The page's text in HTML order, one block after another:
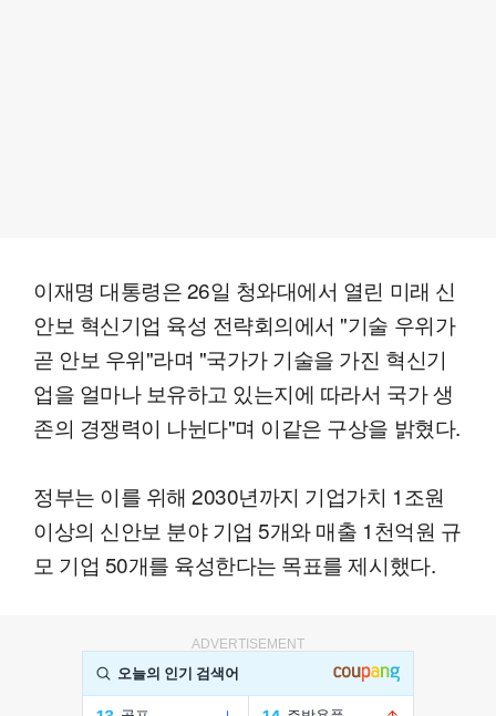
이재명 대통령은 26일 청와대에서 열린 미래 신
안보 혁신기업 육성 전략회의에서 "기술 우위가
곧 안보 우위"라며 "국가가 기술을 가진 혁신기
업을 얼마나 보유하고 있는지에 따라서 국가 생
존의 경쟁력이 나뉜다"며 이같은 구상을 밝혔다.
정부는 이를 위해 2030년까지 기업가치 1조원
이상의 신안보 분야 기업 5개와 매출 1천억원 규
모 기업 50개를 육성한다는 목표를 제시했다.
ADVERTISEMENT